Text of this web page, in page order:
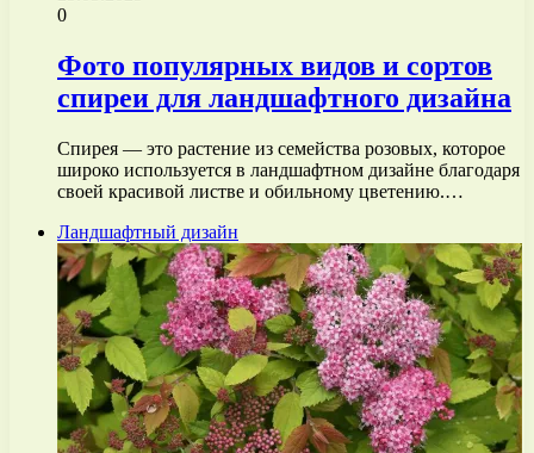
0
Фото популярных видов и сортов
спиреи для ландшафтного дизайна
Спирея — это растение из семейства розовых, которое
широко используется в ландшафтном дизайне благодаря
своей красивой листве и обильному цветению.…
Ландшафтный дизайн